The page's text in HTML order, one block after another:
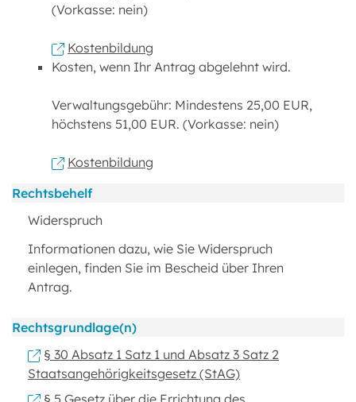
(Vorkasse: nein)
Kostenbildung
Kosten, wenn Ihr Antrag abgelehnt wird.
Verwaltungsgebühr: Mindestens 25,00 EUR,
höchstens 51,00 EUR. (Vorkasse: nein)
Kostenbildung
Rechtsbehelf
Widerspruch
Informationen dazu, wie Sie Widerspruch
einlegen, finden Sie im Bescheid über Ihren
Antrag.
Rechtsgrundlage(n)
§ 30 Absatz 1 Satz 1 und Absatz 3 Satz 2
Staatsangehörigkeitsgesetz (StAG)
§ 5 Gesetz über die Errichtung des